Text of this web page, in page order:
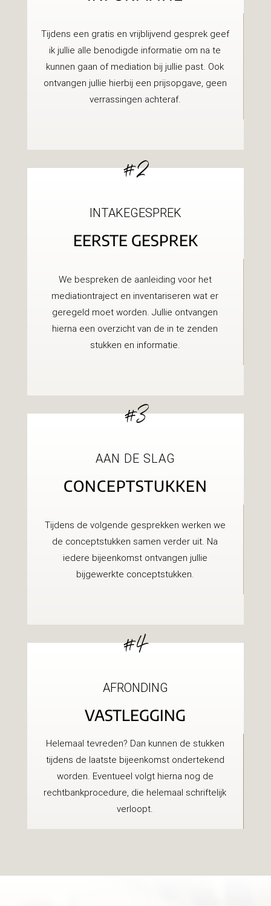
Tijdens een gratis en vrijblijvend gesprek geef
ik jullie alle benodigde informatie om na te
kunnen gaan of mediation bij jullie past. Ook
ontvangen jullie hierbij een prijsopgave, geen
verrassingen achteraf.
#2
INTAKEGESPREK
EERSTE GESPREK
We bespreken de aanleiding voor het
mediationtraject en inventariseren wat er
geregeld moet worden. Jullie ontvangen
hierna een overzicht van de in te zenden
stukken en informatie.
#3
AAN DE SLAG
CONCEPTSTUKKEN
Tijdens de volgende gesprekken werken we
de conceptstukken samen verder uit. Na
iedere bijeenkomst ontvangen jullie
bijgewerkte conceptstukken.
#4
AFRONDING
VASTLEGGING
Helemaal tevreden? Dan kunnen de stukken
tijdens de laatste bijeenkomst ondertekend
worden. Eventueel volgt hierna nog de
rechtbankprocedure, die helemaal schriftelijk
verloopt.